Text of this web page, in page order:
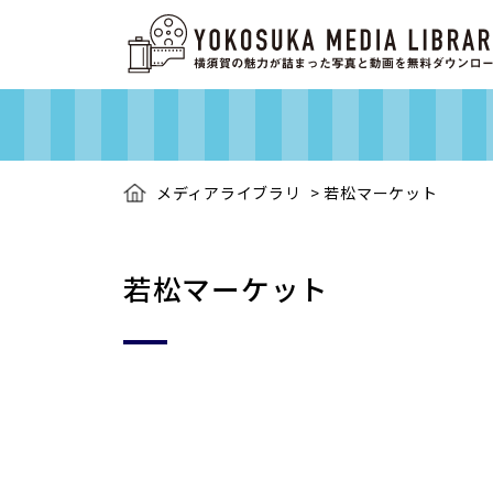
メディアライブラリ >若松マーケット
若松マーケット